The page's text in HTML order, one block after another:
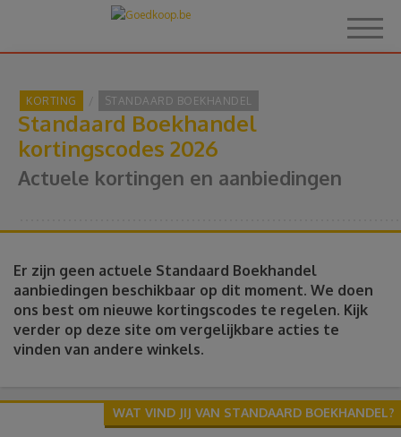
Home
Over Goedkoop.be
Korting
Thema's
KORTING STANDAARD BOEKHANDEL
Standaard Boekhandel
kortingscodes 2026
Actuele kortingen en aanbiedingen
Er zijn geen actuele Standaard Boekhandel
aanbiedingen beschikbaar op dit moment. We doen
ons best om nieuwe kortingscodes te regelen. Kijk
verder op deze site om vergelijkbare acties te
vinden van andere winkels.
WAT VIND JIJ VAN STANDAARD BOEKHANDEL?